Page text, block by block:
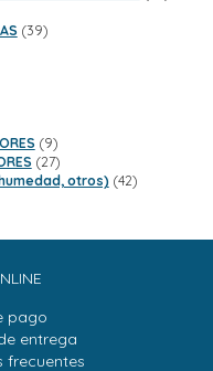
3939
99
productos
2727
productos
otros) 4242
pago
entrega
frecuentes